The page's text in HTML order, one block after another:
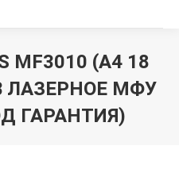
MF3010 (A4 18
ЛАЗЕРНОЕ МФУ
ГАРАНТИЯ)